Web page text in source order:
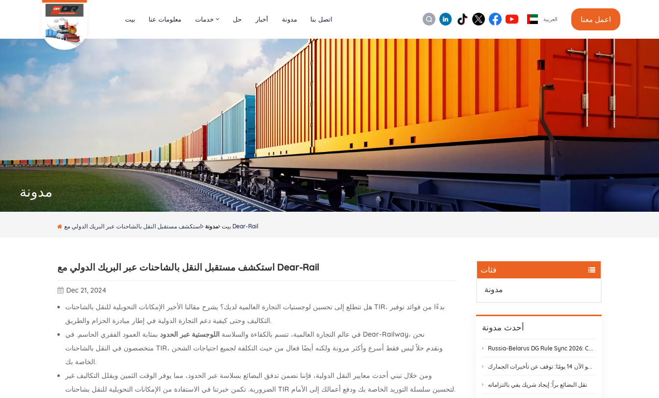
بيت معلومات عنا خدمات حل أخبار مدونة اتصل بنا العربية اعمل معنا
مدونة
بيت مدونة استكشف مستقبل النقل بالشاحنات عبر البريك الدولي مع Dear-Rail
فئات
مدونة
أحدث مدونة
نقل البضائع براً: إيجاد شريك يفي بالتزاماته
استكشف مستقبل النقل بالشاحنات عبر البريك الدولي مع Dear-Rail
Dec 21, 2024
هل تتطلع إلى تحسين لوجستيات التجارة العالمية لديك؟ يشرح مقالنا الأخير الإمكانات التحويلية للنقل بالشاحنات TIR، بدءًا من فوائد توفير
التكاليف وحتى كيفية دعم التجارة الدولية في إطار مبادرة الحزام والطريق.
في عالم التجارة العالمية، تتسم بالكفاءة والسلاسة اللوجستية عبر الحدود بمثابة العمود الفقري الحاسم. في Dear-Railway، نحن
متخصصون في النقل بالشاحنات TIR، ونقدم حلاً ليس فقط أسرع وأكثر مرونة ولكنه أيضًا فعال من حيث التكلفة لجميع احتياجات الشحن
الخاصة بك.
ومن خلال تبني أحدث معايير النقل الدولية، فإننا نضمن تدفق البضائع بسلاسة عبر الحدود، مما يوفر الوقت الثمين ويقلل التكاليف غير
الضرورية. تكمن خبرتنا في الاستفادة من الإمكانات التحويلية للنقل بشاحنات TIR لتحسين سلسلة التوريد الخاصة بك ودفع أعمالك إلى الأمام.